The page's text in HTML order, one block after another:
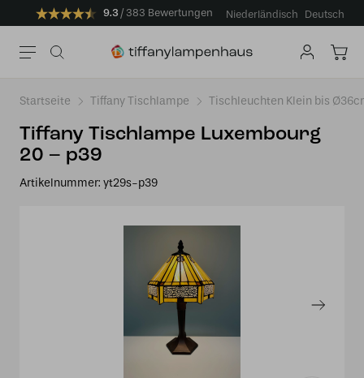
9.3 383 Bewertungen Niederländisch Deutsch
Startseite Tiffany Tischlampe Tischleuchten Klein bis
Tiffany Tischlampe Luxembourg
20 – p39
Artikelnummer: yt29s-p39